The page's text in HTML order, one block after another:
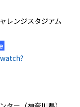
レンジスタジアム